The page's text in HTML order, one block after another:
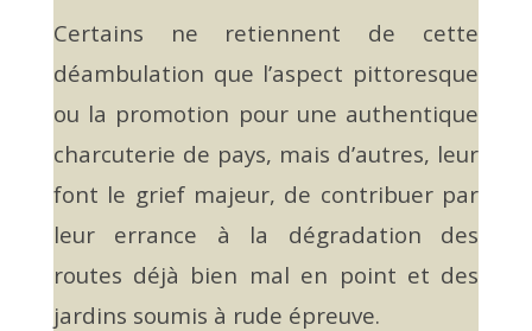
Certains ne retiennent de cette
déambulation que l’aspect pittoresque
ou la promotion pour une authentique
charcuterie de pays, mais d’autres, leur
font le grief majeur, de contribuer par
leur errance à la dégradation des
routes déjà bien mal en point et des
jardins soumis à rude épreuve.